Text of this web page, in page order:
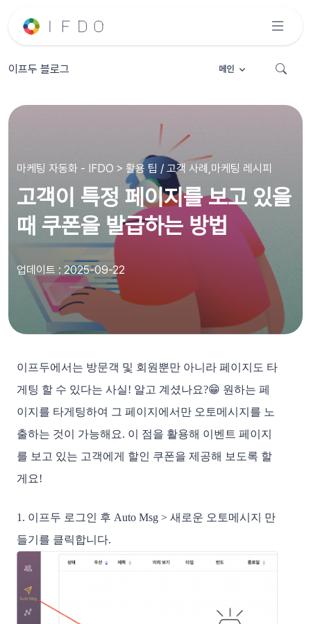
이프두 블로그 메인
마케팅 자동화 - IFDO > 활용 팁 / 고객 사례,마케팅 레시피
고객이 특정 페이지를 보고 있을
때 쿠폰을 발급하는 방법
업데이트 : 2025-09-22
이프두에서는 방문객 및 회원뿐만 아니라 페이지도 타
게팅 할 수 있다는 사실! 알고 계셨나요?😁 원하는 페
이지를 타게팅하여 그 페이지에서만 오토메시지를 노
출하는 것이 가능해요. 이 점을 활용해 이벤트 페이지
를 보고 있는 고객에게 할인 쿠폰을 제공해 보도록 할
게요!
1. 이프두 로그인 후 Auto Msg > 새로운 오토메시지 만
들기를 클릭합니다.